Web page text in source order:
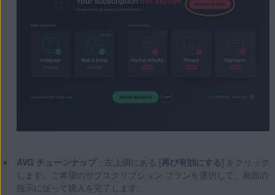
AVG チューンナップ：左上隅にある [再び有効にする] をクリック
します。ご希望のサブスクリプション プランを選択して、画面の
指示に従って購入を完了します。